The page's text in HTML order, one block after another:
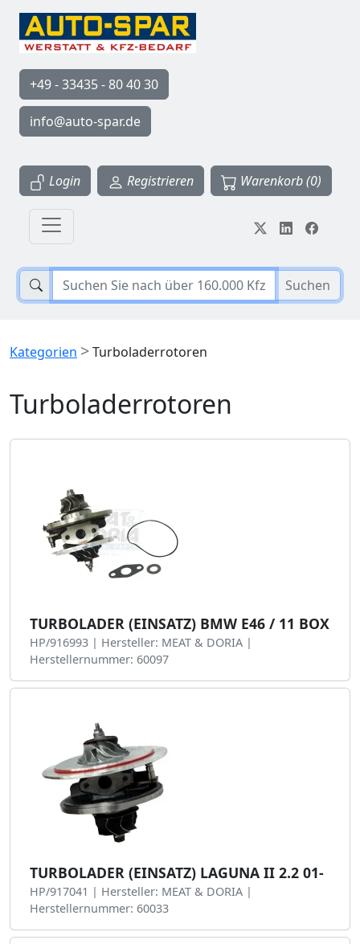
+49 - 33435 - 80 40 30
info@auto-spar.de
Login Registrieren Warenkorb (0)
Suchen
Kategorien >Turboladerrotoren
Turboladerrotoren
TURBOLADER (EINSATZ) BMW E46 / 11 BOX
HP/916993 | Hersteller: MEAT & DORIA |
Herstellernummer: 60097
TURBOLADER (EINSATZ) LAGUNA II 2.2 01-
HP/917041 | Hersteller: MEAT & DORIA |
Herstellernummer: 60033